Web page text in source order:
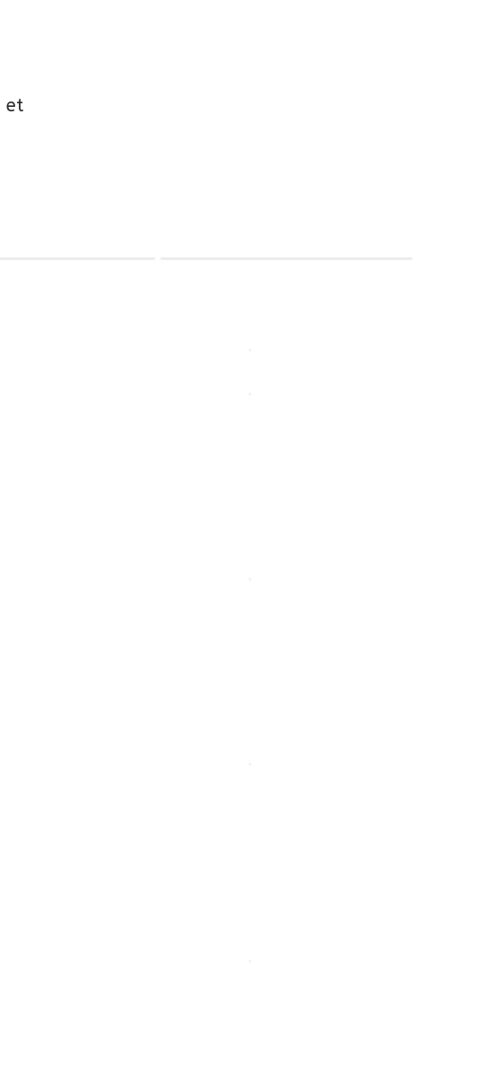
et